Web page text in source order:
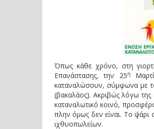
Όπως κάθε χρόνο, στη
Επανάστασης, την 25η
καταναλώσουν, σύμφωνα με το
(βακαλάος). Ακριβώς λόγω της
καταναλωτικό κοινό,
πλην όμως δεν είναι. Το ψάρι
ιχθυοπωλείων.